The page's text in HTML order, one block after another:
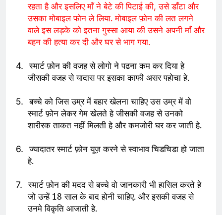
रहता है और इसलिए माँ ने बेटे की पिटाई की,उसे डाँटा और
उसका मोबाइल फोन ले लिया. मोबाइल फ़ोन की लत लगने
वाले इस लड़के को इतना गुस्सा आया की उसने अपनी माँ और
बहन की हत्या कर दी और घर से भाग गया.
4.
स्मार्ट फ़ोन की वजह से लोगो ने पढना कम कर दिया हे
जीसकी वजह से यादास पर इसका काफी असर पहोचा हे.
5.
बच्चे को जिस उम्र में बहार खेलना चाहिए उस उम्र में वो
स्मार्ट फ़ोन लेकर गेम खेलते हे जीसकी वजह से उनको
शारीरक ताकत नहीं मिलती हे और कमजोरी घर कर जाती हे.
6.
ज्यादातर स्मार्ट फ़ोन यूज़ करने से स्वाभाव चिडचिडा हो जाता
हे.
7.
स्मार्ट फ़ोन की मदद से बच्चे वो जानकारी भी हासिल करते हे
जो उन्हें 18 साल के बाद होनी चाहिए. और इसकी वजह से
उनमे विकृति आजाती हे.